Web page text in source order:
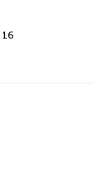
16